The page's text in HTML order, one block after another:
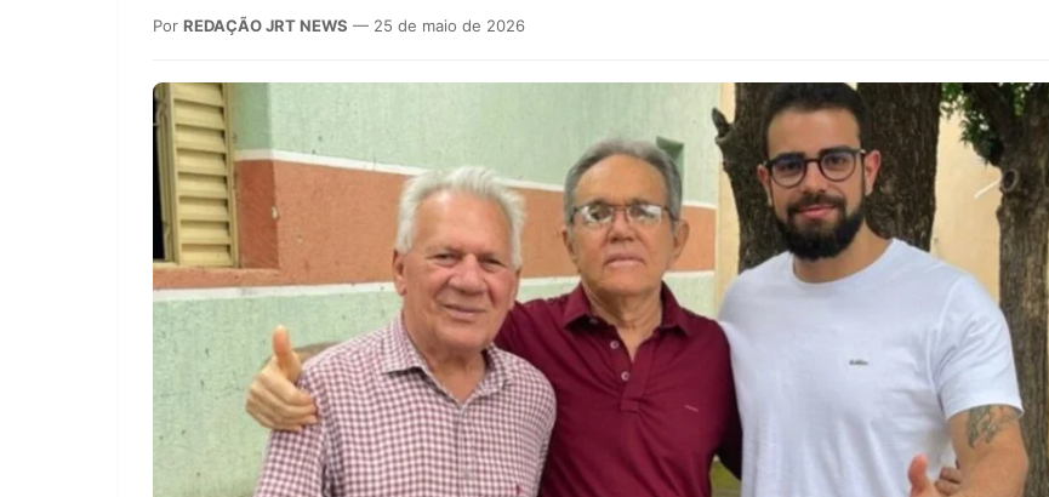
Por REDAÇÃO JRT NEWS — 25 de maio de 2026